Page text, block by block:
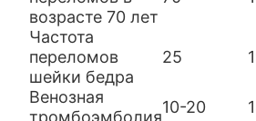
возрасте 70 лет
Частота
переломов
шейки бедра
25
Венозная
тромбоэмболия
10-20